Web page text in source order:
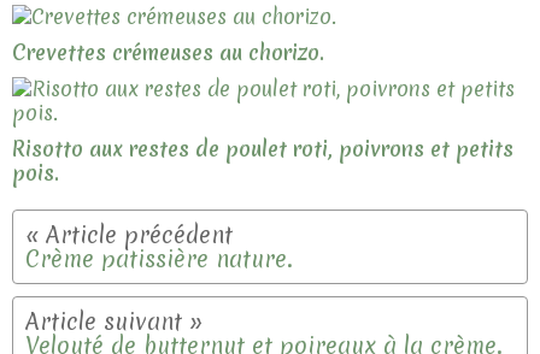
Crevettes crémeuses au chorizo.
Risotto aux restes de poulet roti, poivrons et petits
pois.
Crème patissière nature.
Velouté de butternut et poireaux à la crème.